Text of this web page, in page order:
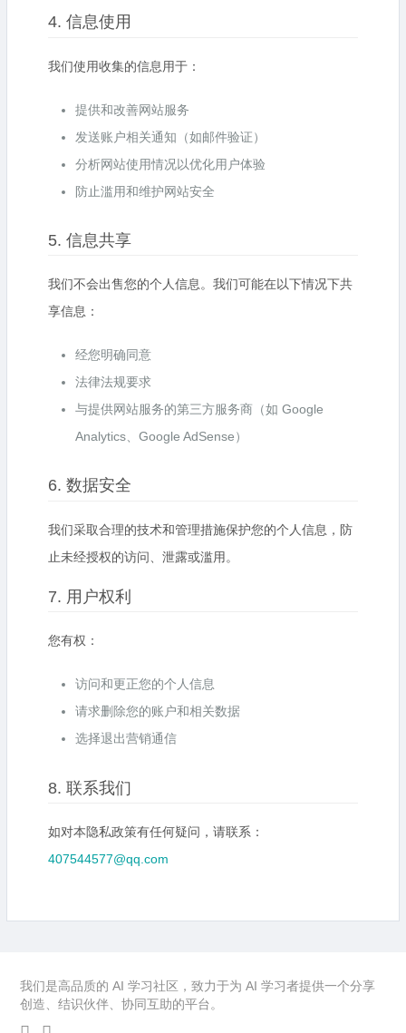
4. 信息使用
我们使用收集的信息用于：
提供和改善网站服务
发送账户相关通知（如邮件验证）
分析网站使用情况以优化用户体验
防止滥用和维护网站安全
5. 信息共享
我们不会出售您的个人信息。我们可能在以下情况下共
享信息：
经您明确同意
法律法规要求
与提供网站服务的第三方服务商（如 Google
Analytics、Google AdSense）
6. 数据安全
我们采取合理的技术和管理措施保护您的个人信息，防
止未经授权的访问、泄露或滥用。
7. 用户权利
您有权：
访问和更正您的个人信息
请求删除您的账户和相关数据
选择退出营销通信
8. 联系我们
如对本隐私政策有任何疑问，请联系：
407544577@qq.com
我们是高品质的 AI 学习社区，致力于为 AI 学习者提供一个分享
创造、结识伙伴、协同互助的平台。